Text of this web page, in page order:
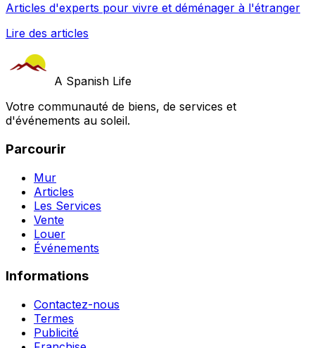
Articles d'experts pour vivre et déménager à l'étranger
Lire des articles
A Spanish Life
Votre communauté de biens, de services et
d'événements au soleil.
Parcourir
Mur
Articles
Les Services
Vente
Louer
Événements
Informations
Contactez-nous
Termes
Publicité